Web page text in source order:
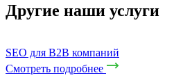
Другие наши услуги
SEO для B2B компаний
Смотреть подробнее